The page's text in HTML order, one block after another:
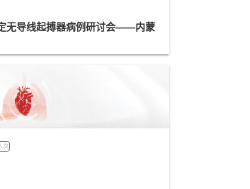
无导线起搏器病例研讨会——内蒙
次